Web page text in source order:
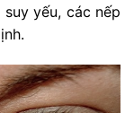
yếu, các nếp